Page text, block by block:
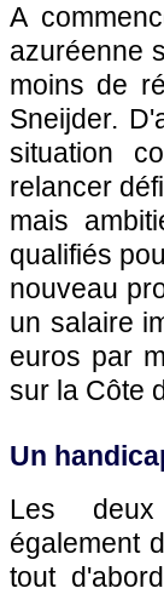
A
azuréenne
moins de
Sneijder.
situation
relancer
mais
qualifiés
nouveau
un salaire
euros par
sur la Côte
Un
Les deux
également
tout